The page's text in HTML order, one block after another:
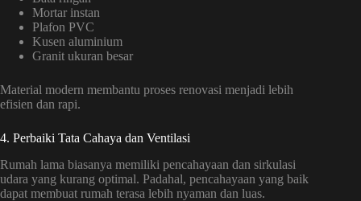
Mortar instan
Plafon PVC
Kusen aluminium
Granit ukuran besar
Material modern membantu proses renovasi menjadi lebih
efisien dan rapi.
4. Perbaiki Tata Cahaya dan Ventilasi
Rumah lama biasanya memiliki pencahayaan dan sirkulasi
udara yang kurang optimal. Padahal, pencahayaan yang baik
dapat membuat rumah terasa lebih nyaman dan luas.